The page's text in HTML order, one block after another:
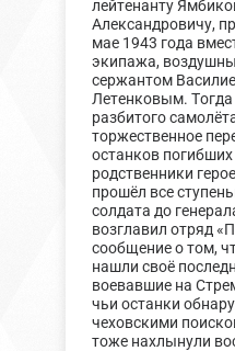
лейтенанту
Александровичу,
мае 1943 года
экипажа,
сержантом
Летенковым.
разбитого
торжественное
останков
родственники
прошёл все
солдата до
возглавил отряд
сообщение о том,
нашли своё
воевавшие на
чьи останки
чеховскими
тоже нахлынули